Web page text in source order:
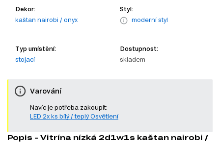
Dekor:
kaštan nairobi / onyx
Styl:
moderní styl
Typ umístění:
stojací
Dostupnost:
skladem
Varování
Navíc je potřeba zakoupit:
LED 2x ks bílý / teplý Osvětlení
Popis - Vitrína nízká 2d1w1s kaštan nairobi /